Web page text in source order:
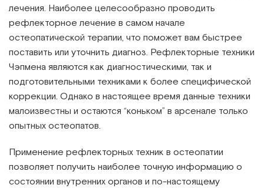
лечения. Наиболее целесообразно проводить
рефлекторное лечение в самом начале
остеопатической терапии, что поможет вам быстрее
поставить или уточнить диагноз. Рефлекторные техники
Чэпмена являются как диагностическими, так и
подготовительными техниками к более специфической
коррекции. Однако в настоящее время данные техники
малоизвестны и остаются “коньком” в арсенале только
опытных остеопатов.
Применение рефлекторных техник в остеопатии
позволяет получить наиболее точную информацию о
состоянии внутренних органов и по-настоящему